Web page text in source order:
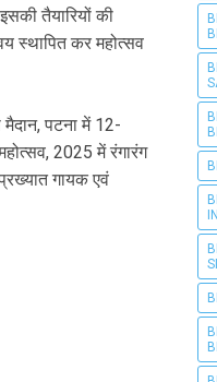
तैयारियों की
स्थापित कर महोत्सव
मैदान, पटना में 12-
2025 में रंगारंग
गायक एवं